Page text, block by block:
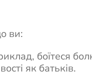
ви:
боїтеся
як батьків.